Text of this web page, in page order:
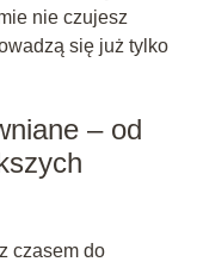
nie czujesz
się już tylko
– od
czasem do